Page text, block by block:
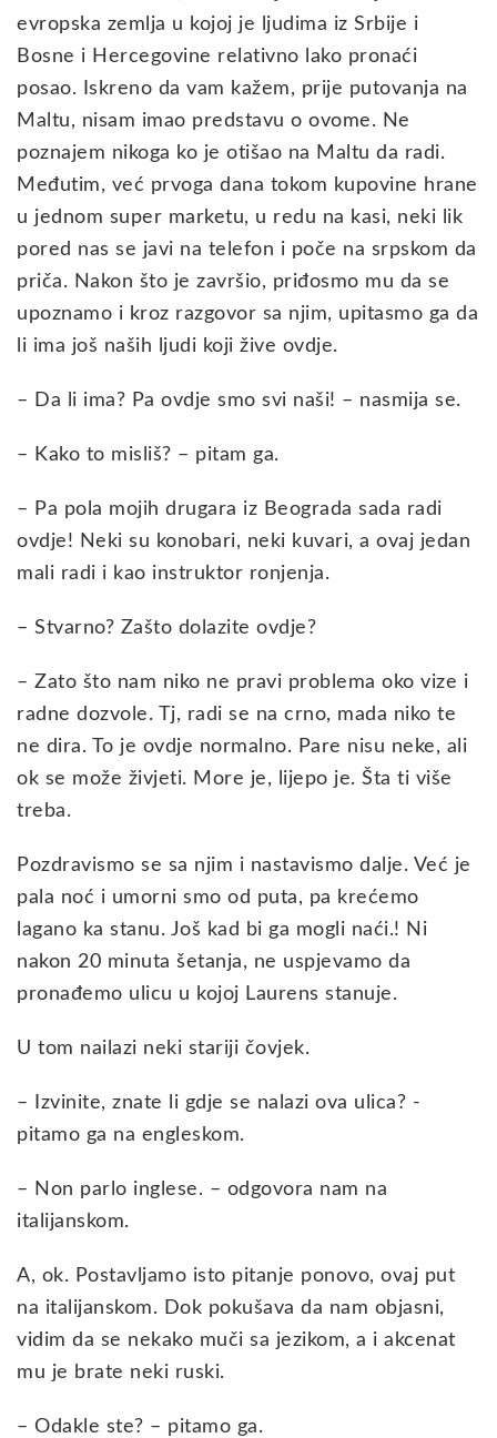
evropska zemlja u kojoj je ljudima iz Srbije i
Bosne i Hercegovine relativno lako pronaći
posao. Iskreno da vam kažem, prije putovanja na
Maltu, nisam imao predstavu o ovome. Ne
poznajem nikoga ko je otišao na Maltu da radi.
Međutim, već prvoga dana tokom kupovine hrane
u jednom super marketu, u redu na kasi, neki lik
pored nas se javi na telefon i poče na srpskom da
priča. Nakon što je završio, priđosmo mu da se
upoznamo i kroz razgovor sa njim, upitasmo ga da
li ima još naših ljudi koji žive ovdje.
– Da li ima? Pa ovdje smo svi naši! – nasmija se.
– Kako to misliš? – pitam ga.
– Pa pola mojih drugara iz Beograda sada radi
ovdje! Neki su konobari, neki kuvari, a ovaj jedan
mali radi i kao instruktor ronjenja.
– Stvarno? Zašto dolazite ovdje?
– Zato što nam niko ne pravi problema oko vize i
radne dozvole. Tj, radi se na crno, mada niko te
ne dira. To je ovdje normalno. Pare nisu neke, ali
ok se može živjeti. More je, lijepo je. Šta ti više
treba.
Pozdravismo se sa njim i nastavismo dalje. Već je
pala noć i umorni smo od puta, pa krećemo
lagano ka stanu. Još kad bi ga mogli naći.! Ni
nakon 20 minuta šetanja, ne uspjevamo da
pronađemo ulicu u kojoj Laurens stanuje.
U tom nailazi neki stariji čovjek.
– Izvinite, znate li gdje se nalazi ova ulica? -
pitamo ga na engleskom.
– Non parlo inglese. – odgovora nam na
italijanskom.
A, ok. Postavljamo isto pitanje ponovo, ovaj put
na italijanskom. Dok pokušava da nam objasni,
vidim da se nekako muči sa jezikom, a i akcenat
mu je brate neki ruski.
– Odakle ste? – pitamo ga.